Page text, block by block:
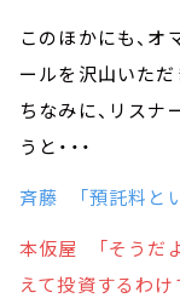
このほかにも、
ールを沢山いただ
ちなみに、リス
うと・・・
斉藤 「預託料とい
本仮屋 「そうだ
えて投資するわけ